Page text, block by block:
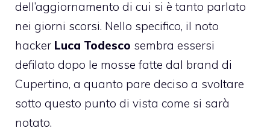
dell’aggiornamento di cui si è tanto parlato
nei giorni scorsi. Nello specifico, il noto
hacker Luca Todesco sembra essersi
defilato dopo le mosse fatte dal brand di
Cupertino, a quanto pare deciso a svoltare
sotto questo punto di vista come si sarà
notato.